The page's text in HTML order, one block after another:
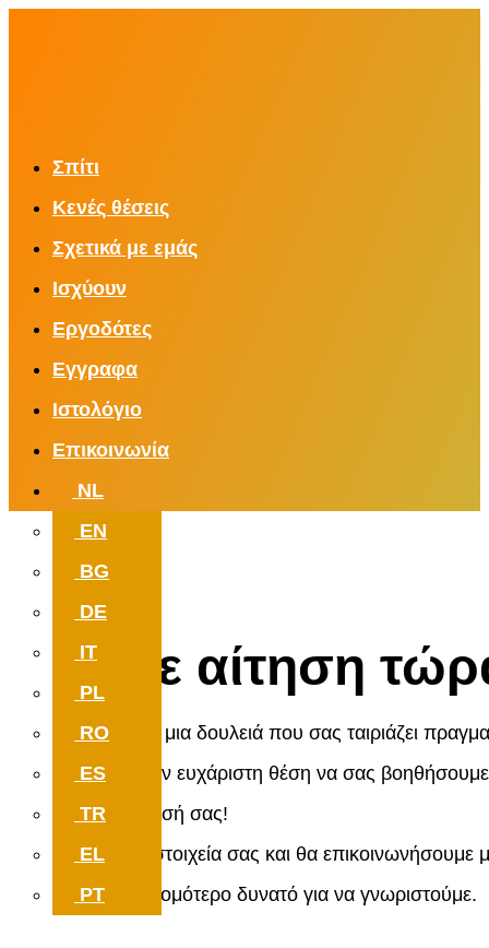
Σπίτι
Κενές θέσεις
Σχετικά με εμάς
Ισχύουν
Εργοδότες
Εγγραφα
Ιστολόγιο
Επικοινωνία
NL
EN
BG
DE
IT
PL
RO
ES
TR
EL
PT
Κάνε αίτηση
Ψάχνετε για μια δουλειά που σας ταιριάζει
Είμαστε στην ευχάριστη θέση να σας
την αναζήτησή σας!
Αφήστε τα στοιχεία σας και θα επικοινωνήσουμε
σας το συντομότερο δυνατό για να γνωριστούμε.